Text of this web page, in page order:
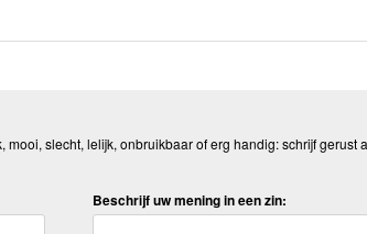
slecht, lelijk, onbruikbaar of erg handig: schrijf gerust
Beschrijf uw mening in een zin: